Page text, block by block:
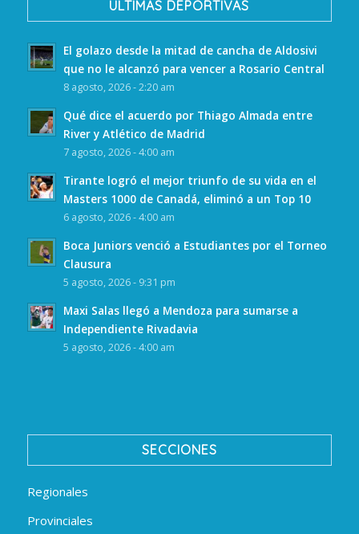
ULTIMAS DEPORTIVAS
El golazo desde la mitad de cancha de Aldosivi
que no le alcanzó para vencer a Rosario Central
8 agosto, 2026 - 2:20 am
Qué dice el acuerdo por Thiago Almada entre
River y Atlético de Madrid
7 agosto, 2026 - 4:00 am
Tirante logró el mejor triunfo de su vida en el
Masters 1000 de Canadá, eliminó a un Top 10
6 agosto, 2026 - 4:00 am
Boca Juniors venció a Estudiantes por el Torneo
Clausura
5 agosto, 2026 - 9:31 pm
Maxi Salas llegó a Mendoza para sumarse a
Independiente Rivadavia
5 agosto, 2026 - 4:00 am
SECCIONES
Regionales
Provinciales